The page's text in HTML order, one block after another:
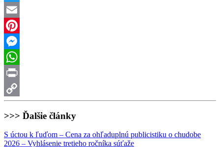
Twitter
Email
Pinterest
Messenger
WhatsApp
Print
Copy
Link
>>> Ďalšie články
S úctou k ľuďom – Cena za ohľaduplnú publicistiku o chudobe
2026 – Vyhlásenie tretieho ročníka súťaže